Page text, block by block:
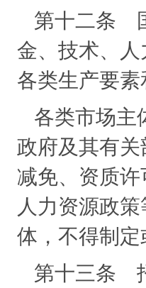
第十二条
金、技术、
各类生产要
各类市场主
政府及其有
减免、资质
人力资源政
体，不得制
第十三条